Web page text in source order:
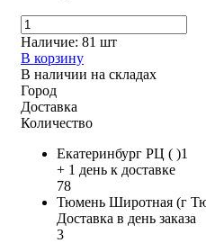
Наличие: 81 шт
В корзину
В наличии на складах
Город
Доставка
Количество
Екатеринбург РЦ ( )1
+ 1 день к доставке
78
Тюмень Широтная (г
Доставка в день заказа
3